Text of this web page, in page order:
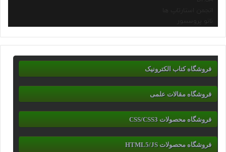
انجمن استارتاپ ها
نانو پروسسور
فروشگاه کتاب الکترونیک
فروشگاه مقالات علمی
فروشگاه محصولات CSS/CSS3
فروشگاه محصولات HTML5/JS